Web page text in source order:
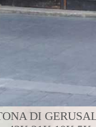
DI